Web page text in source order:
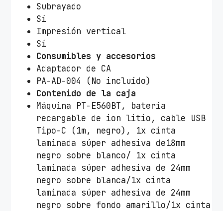
Subrayado
Sí
Impresión vertical
Sí
Consumibles y accesorios
Adaptador de CA
PA-AD-004 (No incluído)
Contenido de la caja
Máquina PT-E560BT, batería
recargable de ion litio, cable USB
Tipo-C (1m, negro), 1x cinta
laminada súper adhesiva de18mm
negro sobre blanco/ 1x cinta
laminada súper adhesiva de 24mm
negro sobre blanca/1x cinta
laminada súper adhesiva de 24mm
negro sobre fondo amarillo/1x cinta